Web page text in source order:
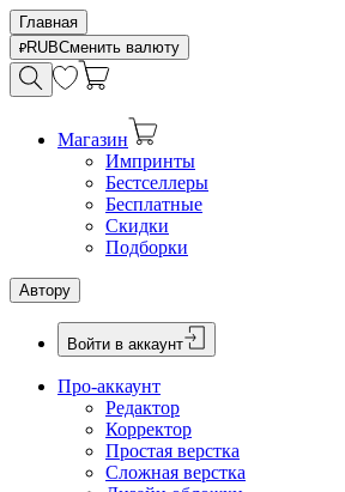
Главная
RUBСменить валюту
Магазин
Импринты
Бестселлеры
Бесплатные
Скидки
Подборки
Автору
Войти в аккаунт
Про-аккаунт
Редактор
Корректор
Простая верстка
Сложная верстка